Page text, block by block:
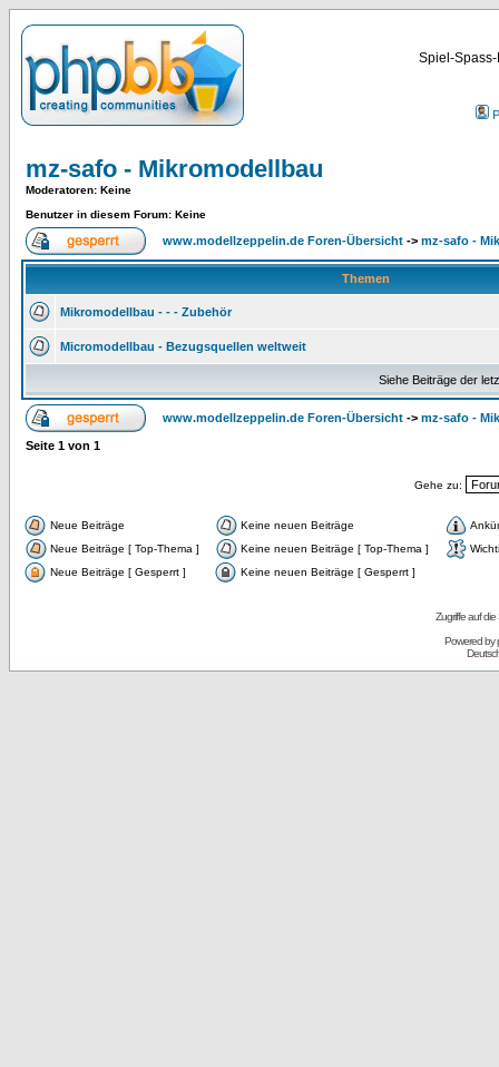
Spiel-
mz-safo - Mikromodellbau
Moderatoren: Keine
Benutzer in diesem Forum: Keine
www.modellzeppelin.de Foren-Übersicht -> mz-safo -
Themen
Mikromodellbau - - - Zubehör
Micromodellbau - Bezugsquellen weltweit
Siehe Beiträge der
www.modellzeppelin.de Foren-Übersicht -> mz-safo -
Seite 1 von 1
Gehe zu:
Neue Beiträge Keine neuen Beiträge
Neue Beiträge [ Top-Thema ]
Keine neuen Beiträge [ Top-Thema ]
Neue Beiträge [ Gesperrt ]
Keine neuen Beiträge [ Gesperrt ]
Zugriffe auf
Powered by